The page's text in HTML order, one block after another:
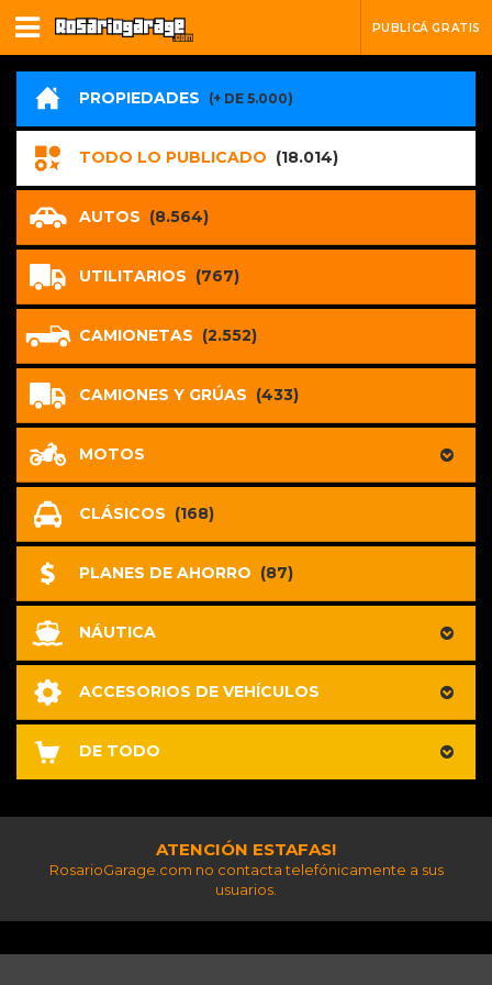
PUBLICÁ GRATIS
PROPIEDADES (+ DE 5.000)
TODO LO PUBLICADO (18.014)
AUTOS (8.564)
UTILITARIOS (767)
CAMIONETAS (2.552)
CAMIONES Y GRÚAS (433)
MOTOS
CLÁSICOS (168)
PLANES DE AHORRO (87)
NÁUTICA
ACCESORIOS DE VEHÍCULOS
DE TODO
ATENCIÓN ESTAFAS!
RosarioGarage.com no contacta telefónicamente a sus
usuarios.